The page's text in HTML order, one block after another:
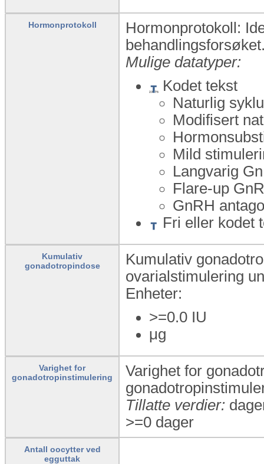
Hormonprotokoll
Hormonprotokoll:
Mulige datatyper:
Kodet tekst
Naturlig
Modifisert
Mild
Langvarig
Flare-up
GnRH
Fri eller kodet
Kumulativ
gonadotropindose
Kumulativ
ovarialstimulering
Enheter:
>=0.0 IU
μg
Varighet for
gonadotropinstimulering
Varighet for
Tillatte verdier:
>=0 dager
Antall oocytter ved
egguttak